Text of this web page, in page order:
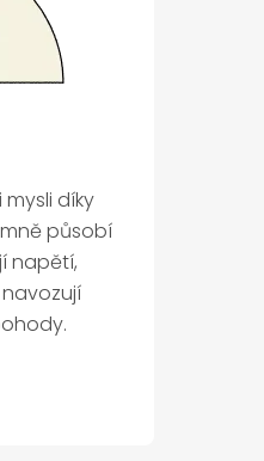
díky
působí
napětí,